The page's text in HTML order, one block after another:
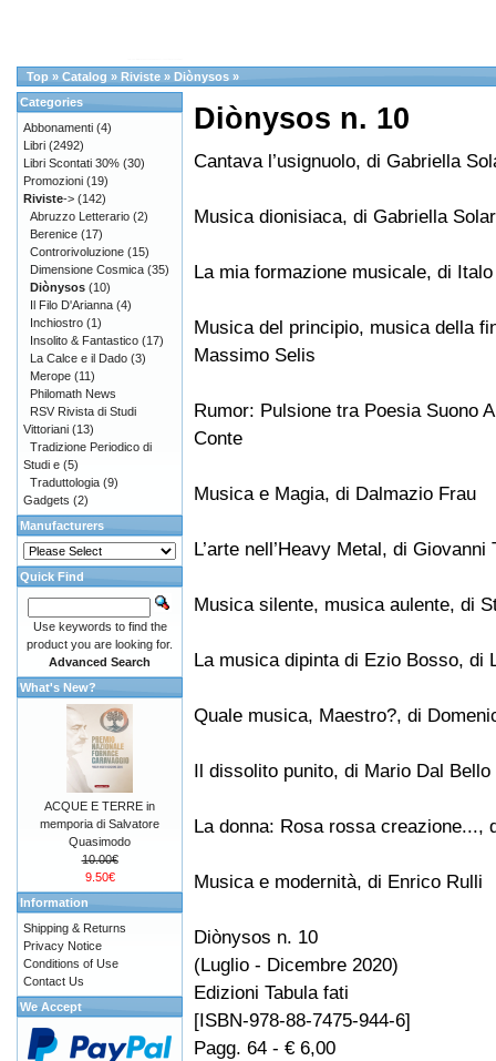
Top » Catalog » Riviste » Diònysos »
Diònysos n. 10
Cantava l’usignuolo, di Gabriella
Musica dionisiaca, di Gabriella
La mia formazione musicale, di
Musica del principio, musica della
Massimo Selis
Rumor: Pulsione tra Poesia Suono
Conte
Musica e Magia, di Dalmazio Frau
L’arte nell’Heavy Metal, di Giovanni
Musica silente, musica aulente, di
La musica dipinta di Ezio Bosso, di
Quale musica, Maestro?, di
Il dissolito punito, di Mario Dal Bello
La donna: Rosa rossa creazione...,
Musica e modernità, di Enrico Rulli
Diònysos n. 10
(Luglio - Dicembre 2020)
Edizioni Tabula fati
[ISBN-978-88-7475-944-6]
Pagg. 64 - € 6,00
Categories
Abbonamenti (4)
Libri (2492)
Libri Scontati 30% (30)
Promozioni (19)
Riviste-> (142)
Abruzzo Letterario (2)
Berenice (17)
Controrivoluzione (15)
Dimensione Cosmica (35)
Diònysos (10)
Il Filo D'Arianna (4)
Inchiostro (1)
Insolito & Fantastico (17)
La Calce e il Dado (3)
Merope (11)
Philomath News
RSV Rivista di Studi
Vittoriani (13)
Tradizione Periodico di
Studi e (5)
Traduttologia (9)
Gadgets (2)
Manufacturers
Quick Find
Use keywords to find the
product you are looking for.
Advanced Search
What's New?
ACQUE E TERRE in
memporia di Salvatore
Quasimodo
10.00€
9.50€
Information
Shipping & Returns
Privacy Notice
Conditions of Use
Contact Us
We Accept